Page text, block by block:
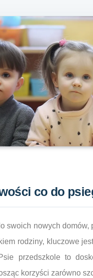
co do
swoich nowych
rodziny, kluczowe
przedszkole to
korzyści zarówno